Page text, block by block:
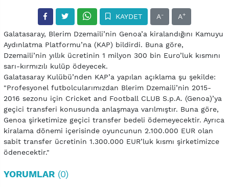
KAYDET A- A+
Galatasaray, Blerim Dzemaili’nin Genoa’a kiralandığını Kamuyu
Aydınlatma Platformu’na (KAP) bildirdi. Buna göre,
Dzemaili’nin yıllık ücretinin 1 milyon 300 bin Euro’luk kısmını
sarı-kırmızılı kulüp ödeyecek.
Galatasaray Kulübü’nden KAP’a yapılan açıklama şu şekilde:
"Profesyonel futbolcularımızdan Blerim Dzemaili’nin 2015-
2016 sezonu için Cricket and Football CLUB S.p.A. (Genoa)’ya
geçici transferi konusunda anlaşmaya varılmıştır. Buna göre,
Genoa şirketimize geçici transfer bedeli ödemeyecektir. Ayrıca
kiralama dönemi içerisinde oyuncunun 2.100.000 EUR olan
sabit transfer ücretinin 1.300.000 EUR’luk kısmı şirketimizce
ödenecektir."
YORUMLAR (0)